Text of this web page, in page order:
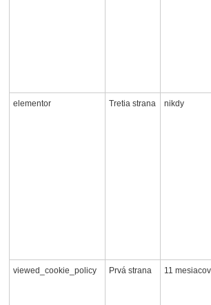
elementor Tretia strana nikdy
viewed_cookie_policy Prvá strana 11 mesiacov